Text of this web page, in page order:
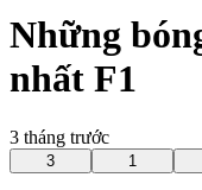
Những
nhất F1
3 tháng trước
3 1